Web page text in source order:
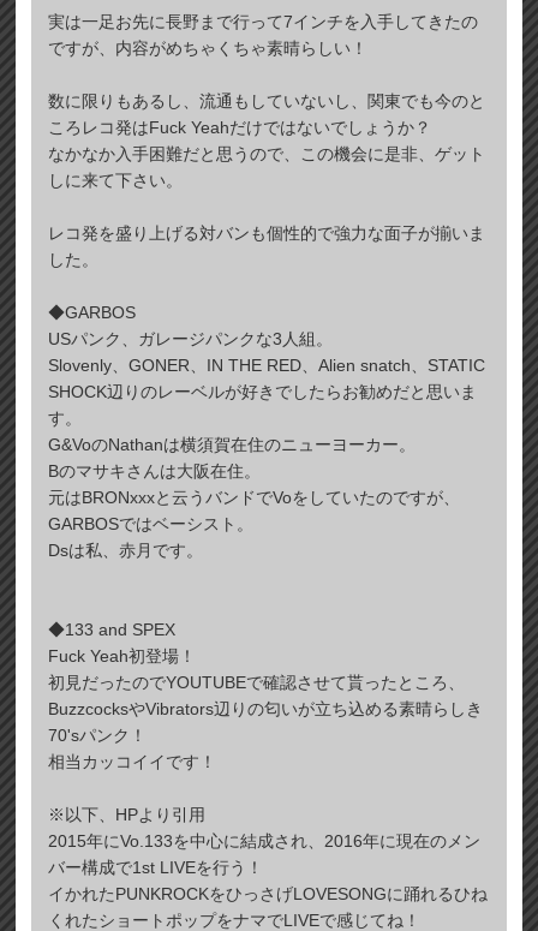
実は一足お先に長野まで行って7インチを入手してきたの
ですが、内容がめちゃくちゃ素晴らしい！
数に限りもあるし、流通もしていないし、関東でも今のと
ころレコ発はFuck Yeahだけではないでしょうか？
なかなか入手困難だと思うので、この機会に是非、ゲット
しに来て下さい。
レコ発を盛り上げる対バンも個性的で強力な面子が揃いま
した。
◆GARBOS
USパンク、ガレージパンクな3人組。
Slovenly、GONER、IN THE RED、Alien snatch、STATIC
SHOCK辺りのレーベルが好きでしたらお勧めだと思いま
す。
G&VoのNathanは横須賀在住のニューヨーカー。
Bのマサキさんは大阪在住。
元はBRONxxxと云うバンドでVoをしていたのですが、
GARBOSではベーシスト。
Dsは私、赤月です。
◆133 and SPEX
Fuck Yeah初登場！
初見だったのでYOUTUBEで確認させて貰ったところ、
BuzzcocksやVibrators辺りの匂いが立ち込める素晴らしき
70'sパンク！
相当カッコイイです！
※以下、HPより引用
2015年にVo.133を中心に結成され、2016年に現在のメン
バー構成で1st LIVEを行う！
イかれたPUNKROCKをひっさげLOVESONGに踊れるひね
くれたショートポップをナマでLIVEで感じてね！